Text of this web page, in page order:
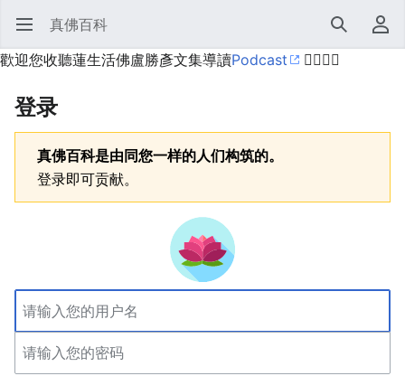
打开主菜单 真佛百科 搜索
用户菜单
歡迎您收聽蓮生活佛盧勝彥文集導讀Podcast 🙋‍♂️🙋‍♀️
登录
真佛百科是由同您一样的人们构筑的。
登录即可贡献。